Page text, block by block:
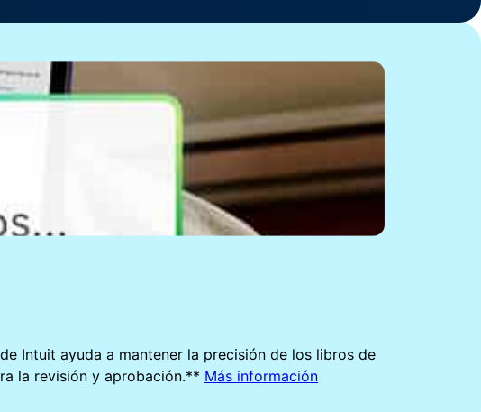
“Con la inteligencia
de inmediato dónde
hay un problema
potencial en lugar de
tener que buscarlo”.
Steve Ashton, presidente y director
ejecutivo,
Intuit ayuda a mantener la precisión de los libros de
la revisión y aprobación.** Más información